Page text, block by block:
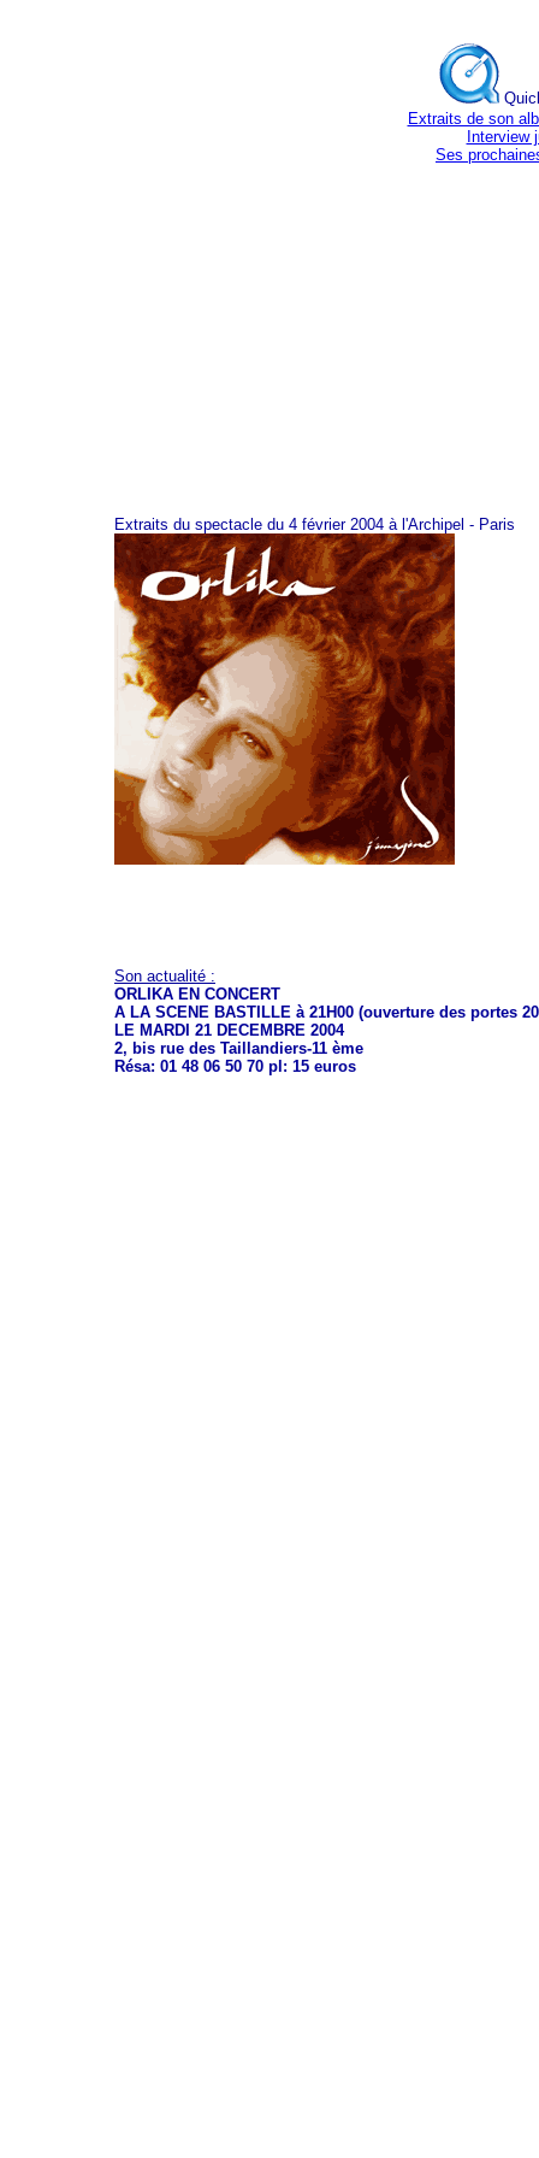
Extraits de son
Interview
Ses
Extraits du spectacle du 4 février 2004 à l'Archipel - Paris
Son actualité :
ORLIKA EN CONCERT
A LA SCENE BASTILLE à 21H00 (ouverture des portes
LE MARDI 21 DECEMBRE 2004
2, bis rue des Taillandiers-11 ème
Résa: 01 48 06 50 70 pl: 15 euros